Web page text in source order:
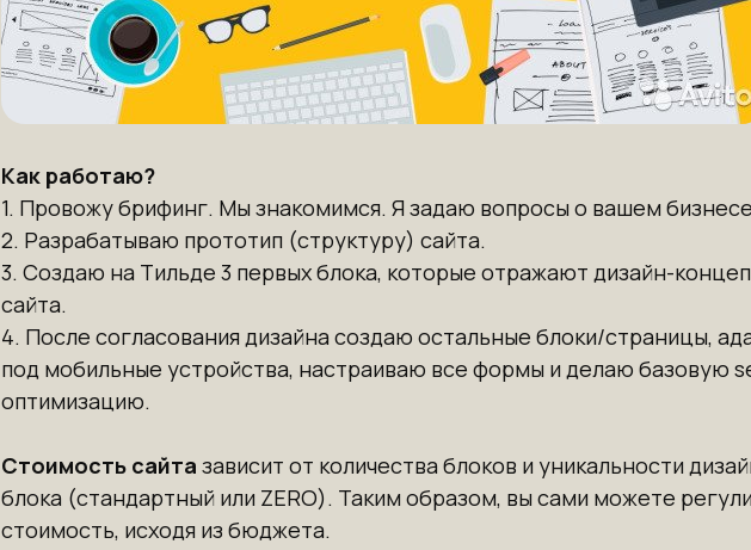
Как работаю?
1. Провожу брифинг. Мы знакомимся. Я задаю вопросы о вашем
2. Разрабатываю прототип (структуру) сайта.
3. Создаю на Тильде 3 первых блока, которые отражают дизайн-
сайта.
4. После согласования дизайна создаю остальные блоки/страницы,
под мобильные устройства, настраиваю все формы и делаю базовую
оптимизацию.
Стоимость сайта зависит от количества блоков и уникальности
блока (стандартный или ZERO). Таким образом, вы сами можете
стоимость, исходя из бюджета.